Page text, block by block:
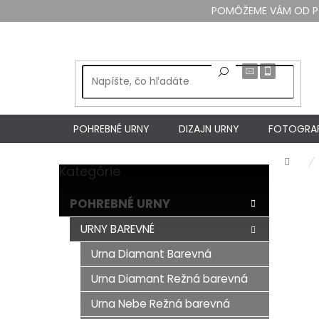
na
POMÔŽEME VÁM OD
POHREBNÉ URNY DIZAJN URNY
B
č
Preskočiť
kategórie
Kategórie
POHREBNÉ URNY
URNY BAREVNÉ
Urna Diamant Barevná
Urna Diamant Režná barevná
Urna Nebe Režná barevná